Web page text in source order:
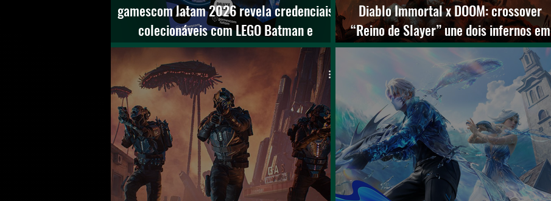
gamescom latam 2026 revela credenciais
colecionáveis com LEGO Batman e
confirma gameplay antecipado
Diablo Immortal x DOOM: crossover
“Reino de Slayer” une dois infernos em
evento brutal